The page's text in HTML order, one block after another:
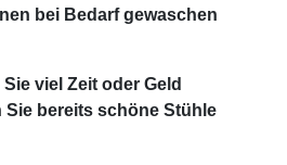
bei Bedarf gewaschen
viel Zeit oder Geld
bereits schöne Stühle